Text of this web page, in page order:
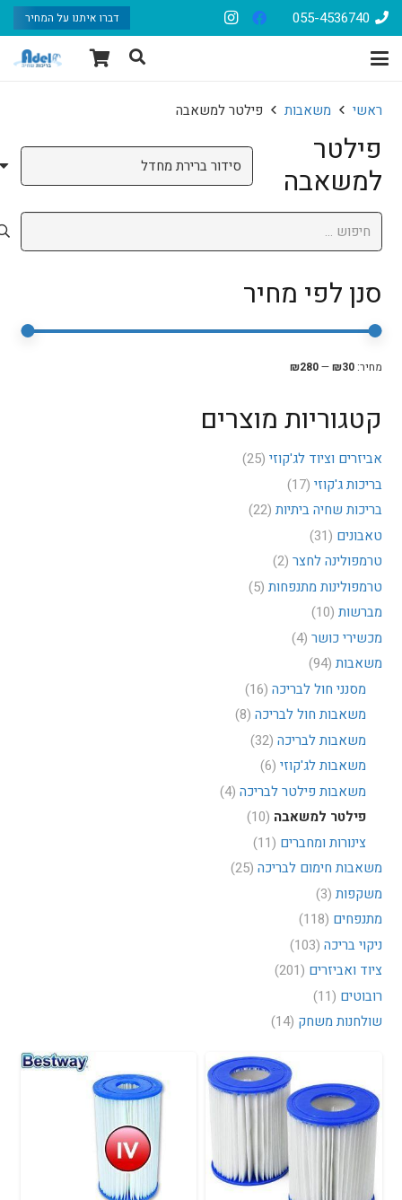
055-4536740 דברו איתנו על המחיר
ראשי משאבות פילטר למשאבה
פילטר
למשאבה
חיפוש:
סנן לפי מחיר
מחיר:₪30
—
₪280
קטגוריות מוצרים
אביזרים וציוד לג'קוזי (25)
בריכות ג'קוזי (17)
בריכות שחיה ביתיות (22)
טאבונים (31)
טרמפולינה לחצר (2)
טרמפולינות מתנפחות (5)
מברשות (10)
מכשירי כושר (4)
משאבות (94)
מסנני חול לבריכה (16)
משאבות חול לבריכה (8)
משאבות לבריכה (32)
משאבות לג'קוזי (6)
משאבות פילטר לבריכה (4)
פילטר למשאבה (10)
צינורות ומחברים (11)
משאבות חימום לבריכה (25)
משקפות (3)
מתנפחים (118)
ניקוי בריכה (103)
ציוד ואביזרים (201)
רובוטים (11)
שולחנות משחק (14)